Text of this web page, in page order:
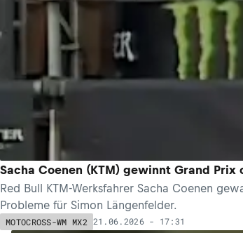
Sacha Coenen (KTM) gewinnt Grand
Red Bull KTM-Werksfahrer Sacha Coenen
Probleme für Simon Längenfelder.
MOTOCROSS-WM MX2 21.06.2026 - 17:31